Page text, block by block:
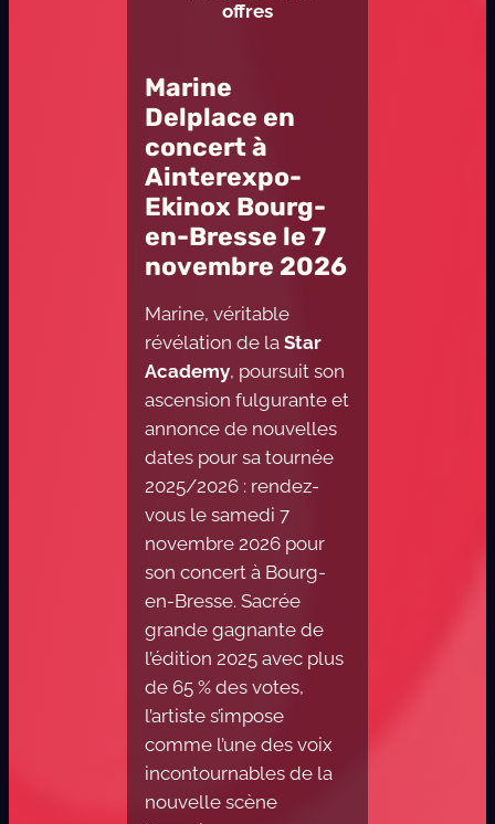
offres
Marine
Delplace en
concert à
Ainterexpo-
Ekinox Bourg-
en-Bresse le 7
novembre 2026
Marine, véritable
révélation de laStar
Academy, poursuit son
ascension fulgurante et
annonce de nouvelles
dates pour sa tournée
2025/2026 : rendez-
vous le samedi 7
novembre 2026 pour
son concert à Bourg-
en-Bresse. Sacrée
grande gagnante de
l’édition 2025 avec plus
de 65 % des votes,
l’artiste s’impose
comme l’une des voix
incontournables de la
nouvelle scène